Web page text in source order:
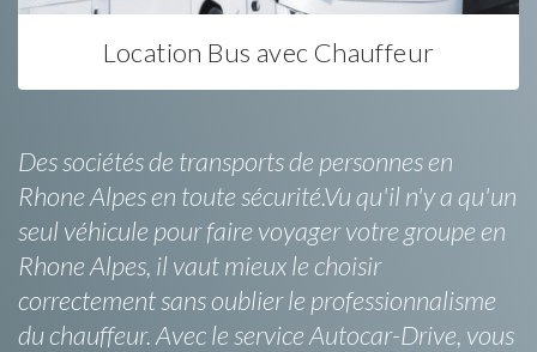
Location Bus avec Chauffeur
Des sociétés de transports de personnes en
Rhone Alpes en toute sécurité.Vu qu'il n'y a qu'un
seul véhicule pour faire voyager votre groupe en
Rhone Alpes, il vaut mieux le choisir
correctement sans oublier le professionnalisme
du chauffeur. Avec le service Autocar-Drive, vous